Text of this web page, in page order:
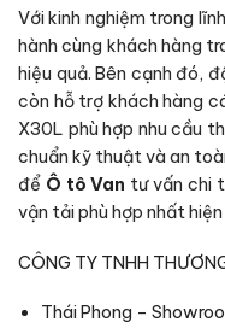
Với kinh nghiệm trong
hành cùng khách hàng
hiệu quả. Bên cạnh đó,
còn hỗ trợ khách hàng
X30L phù hợp nhu cầu
chuẩn kỹ thuật và an
để Ô tô Van tư vấn chi
vận tải phù hợp nhất
CÔNG TY TNHH
Thái Phong –